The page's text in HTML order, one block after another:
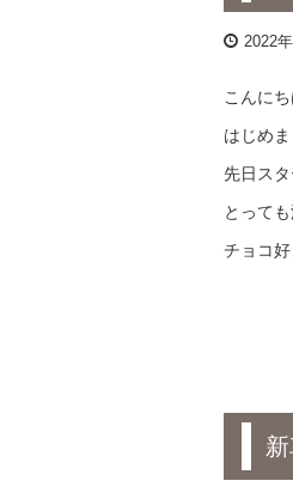
2022
こんにち
はじめ
先日ス
とって
チョコ好